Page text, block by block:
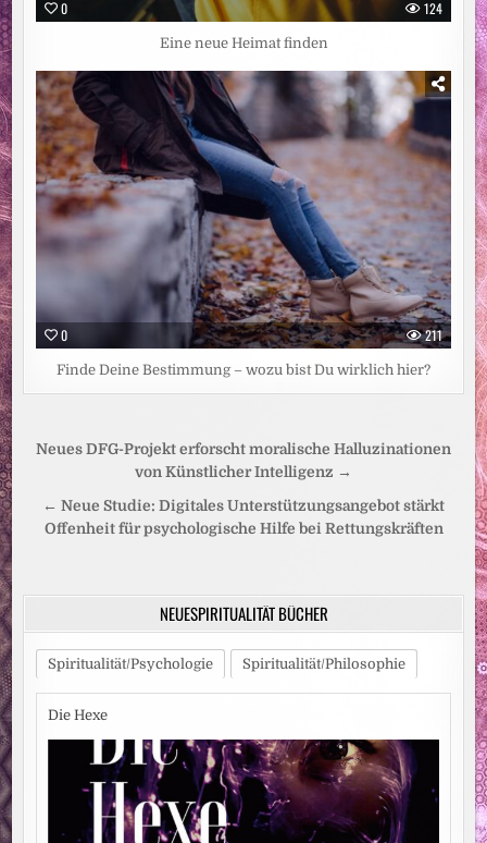
0 124
Eine neue Heimat finden
0 211
Finde Deine Bestimmung – wozu bist Du wirklich hier?
Beitragsnavigation
Neues DFG-Projekt erforscht moralische Halluzinationen
von Künstlicher Intelligenz →
← Neue Studie: Digitales Unterstützungsangebot stärkt
Offenheit für psychologische Hilfe bei Rettungskräften
NEUESPIRITUALITÄT BÜCHER
Spiritualität/Psychologie Spiritualität/Philosophie
Die Hexe